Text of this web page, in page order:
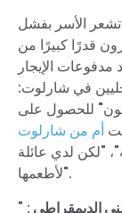
تشعر الأسر بفشل
قدرًا كبيرًا من
الإيجار
في شارلوت:
للحصول على
أم من شارلوت
"لكن لدي عائلة
لأطعمها".
" الديمقراطي :